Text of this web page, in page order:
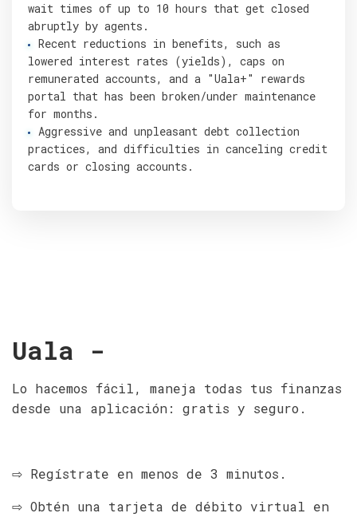
wait times of up to 10 hours that get closed
abruptly by agents.
Recent reductions in benefits, such as
lowered interest rates (yields), caps on
remunerated accounts, and a "Uala+" rewards
portal that has been broken/under maintenance
for months.
Aggressive and unpleasant debt collection
practices, and difficulties in canceling credit
cards or closing accounts.
Uala -
Lo hacemos fácil, maneja todas tus finanzas
desde una aplicación: gratis y seguro.
⇨ Regístrate en menos de 3 minutos.
⇨ Obtén una tarjeta de débito virtual en